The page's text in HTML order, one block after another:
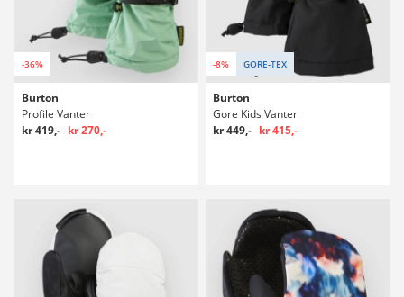
-36%
Burton
Profile Vanter
kr 419,- kr 270,-
-8% GORE-TEX
Burton
Gore Kids Vanter
kr 449,- kr 415,-